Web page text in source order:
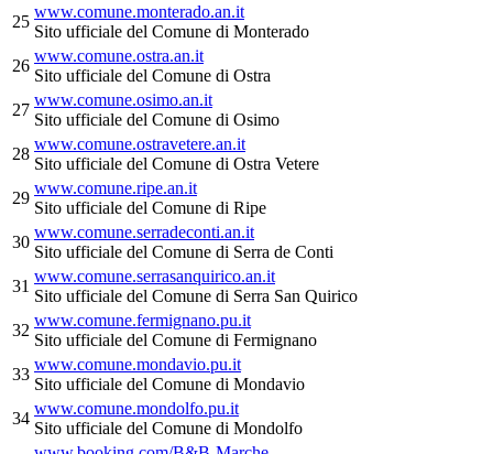
25
www.comune.monterado.an.it
Sito ufficiale del Comune di Monterado
26
www.comune.ostra.an.it
Sito ufficiale del Comune di Ostra
27
www.comune.osimo.an.it
Sito ufficiale del Comune di Osimo
28
www.comune.ostravetere.an.it
Sito ufficiale del Comune di Ostra Vetere
29
www.comune.ripe.an.it
Sito ufficiale del Comune di Ripe
30
www.comune.serradeconti.an.it
Sito ufficiale del Comune di Serra de Conti
31
www.comune.serrasanquirico.an.it
Sito ufficiale del Comune di Serra San Quirico
32
www.comune.fermignano.pu.it
Sito ufficiale del Comune di Fermignano
33
www.comune.mondavio.pu.it
Sito ufficiale del Comune di Mondavio
34
www.comune.mondolfo.pu.it
Sito ufficiale del Comune di Mondolfo